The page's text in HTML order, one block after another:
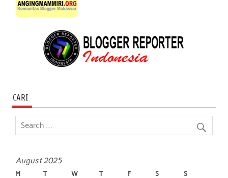
CARI
August 2025
M T W T F S S